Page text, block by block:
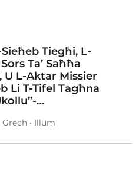
Tiegħi, L-
Ta’ Saħħa
U L-Aktar Missier
Li T-Tifel Tagħna
…
• Illum